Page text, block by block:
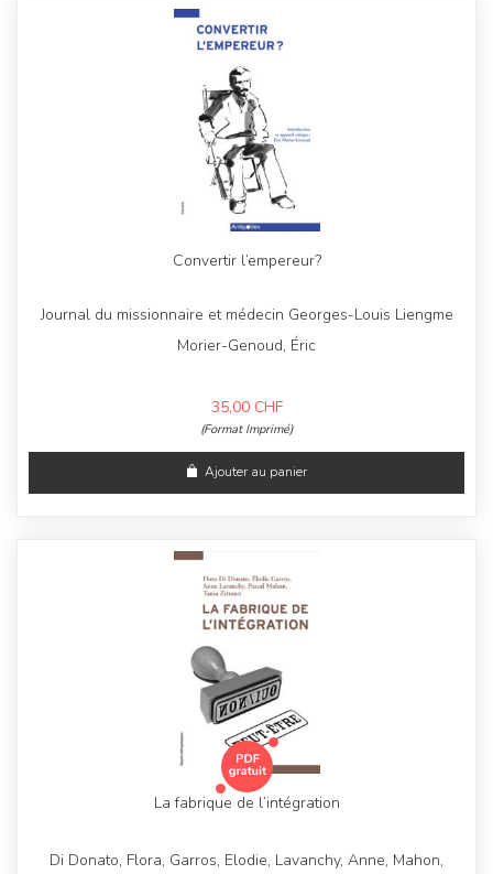
Convertir l’empereur?
Journal du missionnaire et médecin Georges-Louis Liengme
Morier-Genoud, Éric
35,00 CHF
(Format Imprimé)
Ajouter au panier
La fabrique de l’intégration
Di Donato, Flora, Garros, Elodie, Lavanchy, Anne, Mahon,